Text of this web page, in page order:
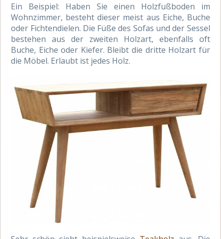
Ein Beispiel: Haben Sie einen Holzfußboden im
Wohnzimmer, besteht dieser meist aus Eiche, Buche
oder Fichtendielen. Die Füße des Sofas und der Sessel
bestehen aus der zweiten Holzart, ebenfalls oft
Buche, Eiche oder Kiefer. Bleibt die dritte Holzart für
die Möbel. Erlaubt ist jedes Holz.